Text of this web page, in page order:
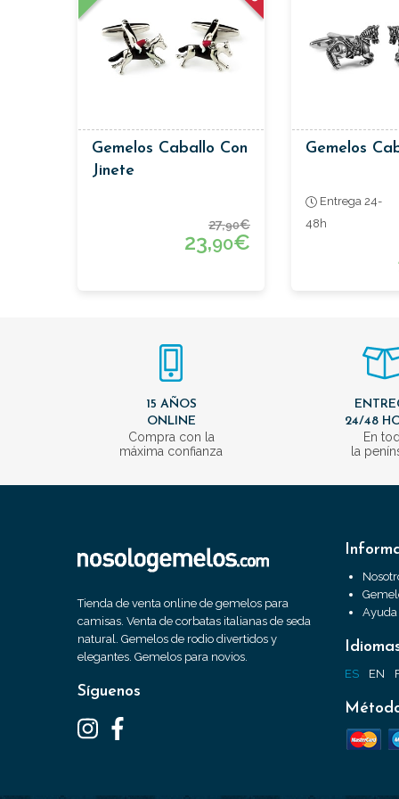
Gemelos Caballo Con
Jinete
27,90€
23,90€
Gemelos
Entrega 24-
48h
15 AÑOS
ONLINE
Compra con la
máxima confianza
24/48
En
la
Tienda de venta online de gemelos para
camisas. Venta de corbatas italianas de seda
natural. Gemelos de rodio divertidos y
elegantes. Gemelos para novios.
Síguenos
Ayuda
ES EN